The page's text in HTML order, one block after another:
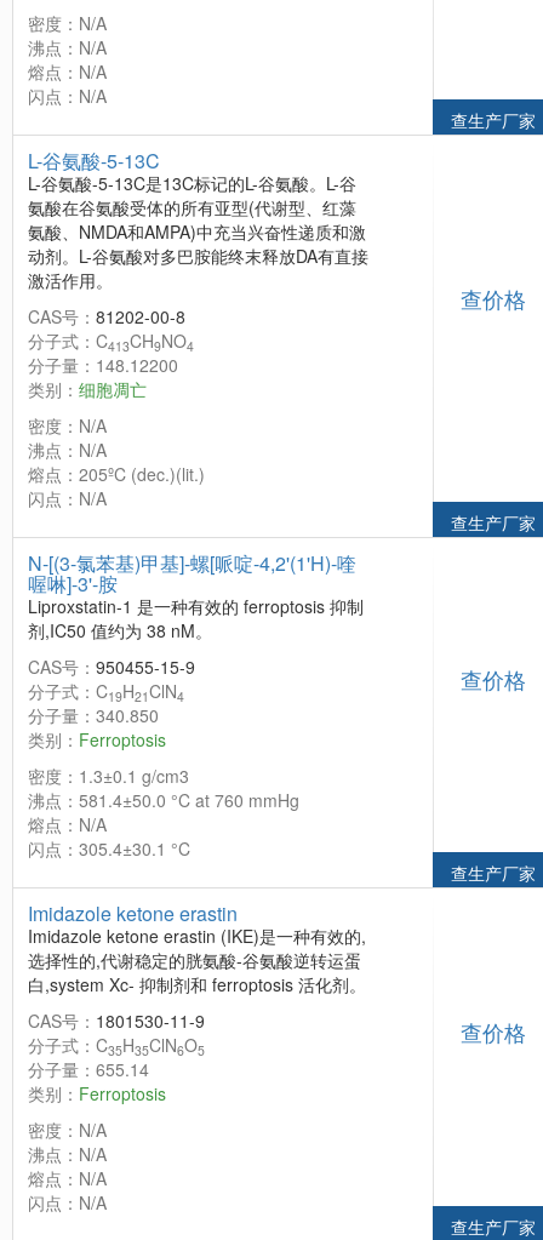
密度：N/A
沸点：N/A
熔点：N/A
闪点：N/A
查生产厂家
L-谷氨酸-5-13C
L-谷氨酸-5-13C是13C标记的L-谷氨酸。L-谷
氨酸在谷氨酸受体的所有亚型(代谢型、红藻
氨酸、NMDA和AMPA)中充当兴奋性递质和激
动剂。L-谷氨酸对多巴胺能终末释放DA有直接
激活作用。
CAS号： 81202-00-8
分子式：C413CH9NO4
分子量：148.12200
类别： 细胞凋亡
密度：N/A
沸点：N/A
熔点：205ºC (dec.)(lit.)
闪点：N/A
查价格
查生产厂家
N-[(3-氯苯基)甲基]-螺[哌啶-4,2'(1'H)-喹
喔啉]-3'-胺
Liproxstatin-1 是一种有效的 ferroptosis 抑制
剂,IC50 值约为 38 nM。
CAS号： 950455-15-9
分子式：C19H21ClN4
分子量：340.850
类别： Ferroptosis
密度：1.3±0.1 g/cm3
沸点：581.4±50.0 °C at 760 mmHg
熔点：N/A
闪点：305.4±30.1 °C
查价格
查生产厂家
Imidazole ketone erastin
Imidazole ketone erastin (IKE)是一种有效的,
选择性的,代谢稳定的胱氨酸-谷氨酸逆转运蛋
白,system Xc- 抑制剂和 ferroptosis 活化剂。
CAS号： 1801530-11-9
分子式：C35H35ClN6O5
分子量：655.14
类别： Ferroptosis
密度：N/A
沸点：N/A
熔点：N/A
闪点：N/A
查价格
查生产厂家